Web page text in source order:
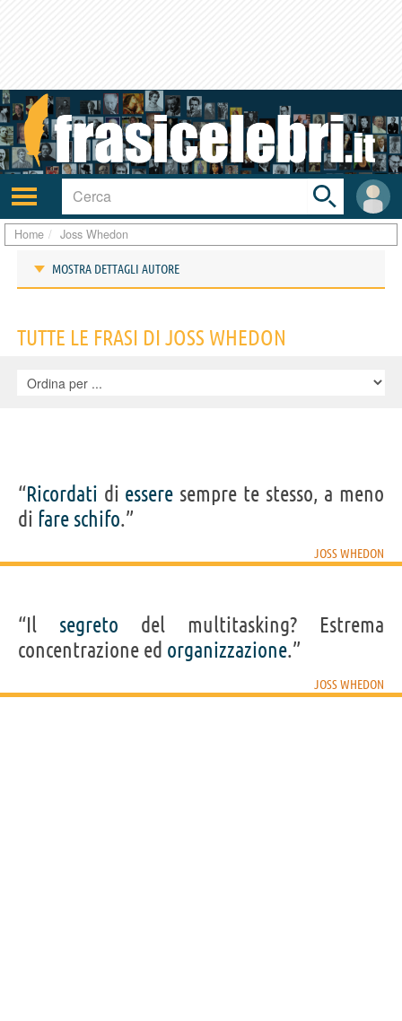
Attiva/disattiva
navigazione
User
area
Toggle
search
bar
Home Joss Whedon
MOSTRA DETTAGLI AUTORE
IDENTIKIT E DATI ANAGRAFICI
Nome
Joseph Hill
Cognome Whedon
Sesso maschile
Segno zodiacale Cancro
FILM/SERIE TV DI JOSS WHEDON
TUTTE LE FRASI DI JOSS WHEDON
“Ricordati di essere sempre te stesso, a meno
di fare schifo.”
JOSS WHEDON
“Il segreto del multitasking? Estrema
concentrazione ed organizzazione.”
JOSS WHEDON